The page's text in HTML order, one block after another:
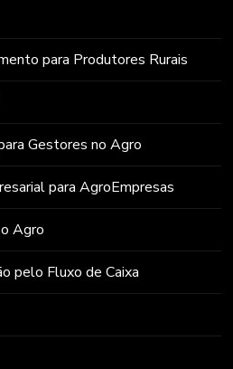
para Produtores Rurais
Gestores no Agro
para AgroEmpresas
Agro
pelo Fluxo de Caixa